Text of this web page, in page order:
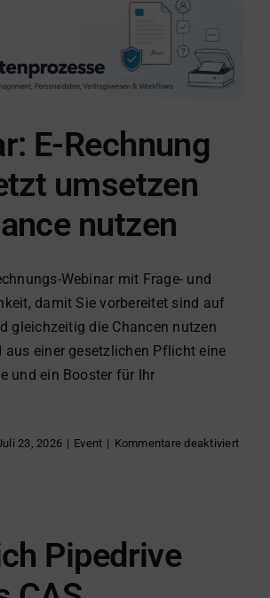
Kontakt
E-Rechnung
umsetzen
nutzen
Webinar mit Frage- und
damit Sie vorbereitet sind auf
gleichzeitig die Chancen nutzen
aus einer gesetzlichen Pflicht eine
und ein Booster für Ihr
23, 2026 | Event | Kommentare deaktiviertfür
Pipedrive